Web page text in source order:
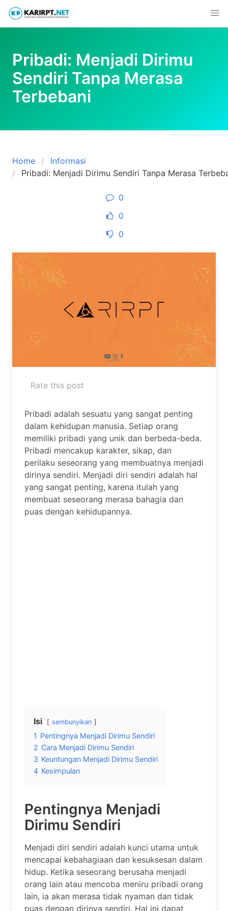
Skip
content
Pribadi: Menjadi Dirimu
Sendiri Tanpa Merasa
Terbebani
Home
Informasi
Pribadi: Menjadi Dirimu Sendiri Tanpa Merasa
0
0
0
Rate this post
Pribadi adalah sesuatu yang sangat penting
dalam kehidupan manusia. Setiap orang
memiliki pribadi yang unik dan berbeda-beda.
Pribadi mencakup karakter, sikap, dan
perilaku seseorang yang membuatnya menjadi
dirinya sendiri. Menjadi diri sendiri adalah hal
yang sangat penting, karena itulah yang
membuat seseorang merasa bahagia dan
puas dengan kehidupannya.
Isi sembunyikan
1 Pentingnya Menjadi Dirimu Sendiri
2 Cara Menjadi Dirimu Sendiri
3 Keuntungan Menjadi Dirimu Sendiri
4 Kesimpulan
Pentingnya Menjadi
Dirimu Sendiri
Menjadi diri sendiri adalah kunci utama untuk
mencapai kebahagiaan dan kesuksesan dalam
hidup. Ketika seseorang berusaha menjadi
orang lain atau mencoba meniru pribadi orang
lain, ia akan merasa tidak nyaman dan tidak
puas dengan dirinya sendiri. Hal ini dapat